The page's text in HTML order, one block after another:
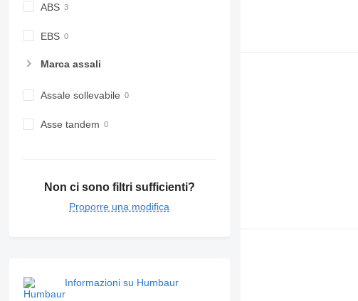
ABS
EBS
Marca assali
Assale sollevabile
Asse tandem
Non ci sono filtri sufficienti?
Proporre una modifica
Informazioni su Humbaur